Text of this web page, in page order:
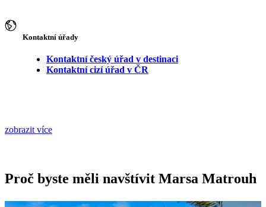
Kontaktní úřady
Kontaktní český úřad v destinaci
Kontaktní cizí úřad v ČR
zobrazit více
Proč byste měli navštívit Marsa Matrouh